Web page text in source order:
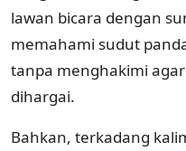
lawan bicara dengan
memahami sudut
tanpa menghakimi
dihargai.
Bahkan, terkadang